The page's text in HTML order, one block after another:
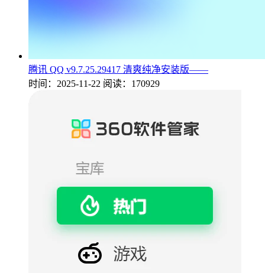
腾讯 QQ v9.7.25.29417 清爽纯净安装版——
时间：2025-11-22 阅读：170929